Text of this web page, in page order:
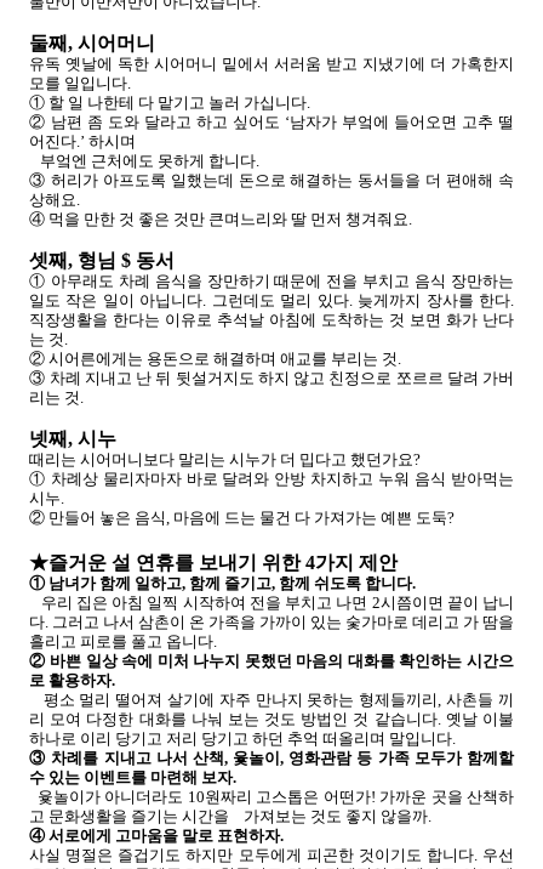
둘째, 시어머니
유독 옛날에 독한 시어머니 밑에서 서러움 받고 지냈기에 더 가혹한지
모를 일입니다.
① 할 일 나한테 다 맡기고 놀러 가십니다.
② 남편 좀 도와 달라고 하고 싶어도 ‘남자가 부엌에 들어오면 고추 떨
어진다.’ 하시며
부엌엔 근처에도 못하게 합니다.
③ 허리가 아프도록 일했는데 돈으로 해결하는 동서들을 더 편애해 속
상해요.
④ 먹을 만한 것 좋은 것만 큰며느리와 딸 먼저 챙겨줘요.
셋째, 형님 $ 동서
① 아무래도 차례 음식을 장만하기 때문에 전을 부치고 음식 장만하는
일도 작은 일이 아닙니다. 그런데도 멀리 있다. 늦게까지 장사를 한다.
직장생활을 한다는 이유로 추석날 아침에 도착하는 것 보면 화가 난다
는 것.
② 시어른에게는 용돈으로 해결하며 애교를 부리는 것.
③ 차례 지내고 난 뒤 뒷설거지도 하지 않고 친정으로 쪼르르 달려 가버
리는 것.
넷째, 시누
때리는 시어머니보다 말리는 시누가 더 밉다고 했던가요?
① 차례상 물리자마자 바로 달려와 안방 차지하고 누워 음식 받아먹는
시누.
② 만들어 놓은 음식, 마음에 드는 물건 다 가져가는 예쁜 도둑?
★즐거운 설 연휴를 보내기 위한 4가지 제안
① 남녀가 함께 일하고, 함께 즐기고, 함께 쉬도록 합니다.
우리 집은 아침 일찍 시작하여 전을 부치고 나면 2시쯤이면 끝이 납니
다. 그러고 나서 삼촌이 온 가족을 가까이 있는 숯가마로 데리고 가 땀을
흘리고 피로를 풀고 옵니다.
② 바쁜 일상 속에 미처 나누지 못했던 마음의 대화를 확인하는 시간으
로 활용하자.
평소 멀리 떨어져 살기에 자주 만나지 못하는 형제들끼리, 사촌들 끼
리 모여 다정한 대화를 나눠 보는 것도 방법인 것 같습니다. 옛날 이불
하나로 이리 당기고 저리 당기고 하던 추억 떠올리며 말입니다.
③ 차례를 지내고 나서 산책, 윷놀이, 영화관람 등 가족 모두가 함께할
수 있는 이벤트를 마련해 보자.
윷놀이가 아니더라도 10원짜리 고스톱은 어떤가! 가까운 곳을 산책하
고 문화생활을 즐기는 시간을 가져보는 것도 좋지 않을까.
④ 서로에게 고마움을 말로 표현하자.
사실 명절은 즐겁기도 하지만 모두에게 피곤한 것이기도 합니다. 우선